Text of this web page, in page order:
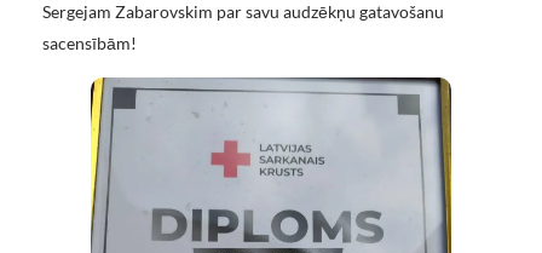
Sergejam Zabarovskim par savu audzēkņu gatavošanu
sacensībām!